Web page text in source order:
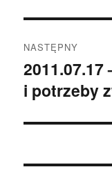
NASTĘPNY
Następny
wpis:
2011.07.17
i potrzeby